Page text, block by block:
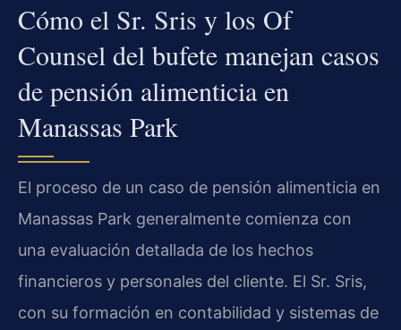
Cómo el Sr. Sris y los Of
Counsel del bufete manejan casos
de pensión alimenticia en
Manassas Park
El proceso de un caso de pensión alimenticia en
Manassas Park generalmente comienza con
una evaluación detallada de los hechos
financieros y personales del cliente. El Sr. Sris,
con su formación en contabilidad y sistemas de